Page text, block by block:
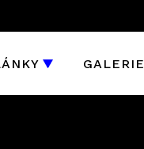
GALERIE